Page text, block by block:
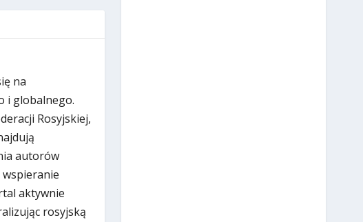
na
i globalnego.
Rosyjskiej,
autorów
wspieranie
aktywnie
rosyjską